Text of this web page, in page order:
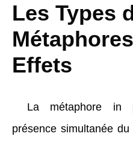
Les Types
Effets
La métaphore in
présence simultanée